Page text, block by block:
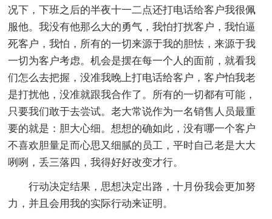
况下，下班之后的半夜十一二点还打电话给客户我很佩
服他。我没有他那么大的勇气，我怕打扰客户，我怕逼
死客户，我怕，所有的一切来源于我的胆怯，来源于我
一切为客户考虑。机会是摆在每一个人的面前，就看我
们怎么去把握，没准我晚上打电话给客户，客户怕我老
是打扰他，没准就跟我合作了。所有的一切都有可能，
只要我们敢于去尝试。老大常说作为一名销售人员最重
要的就是：胆大心细。想想的确如此，没有哪一个客户
不喜欢胆量足而心思又细腻的员工，平时自己老是大大
咧咧，丢三落四，我得好好改变才行。
行动决定结果，思想决定出路，十月份我会更加努
力，并且会用我的实际行动来证明。